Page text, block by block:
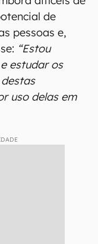
de
pessoas e,
“Estou
estudar os
uso delas em